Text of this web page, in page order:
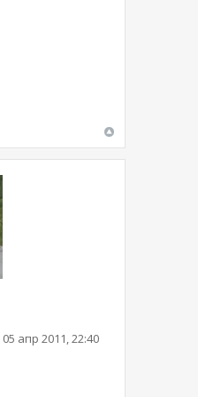
05 апр 2011, 22:40